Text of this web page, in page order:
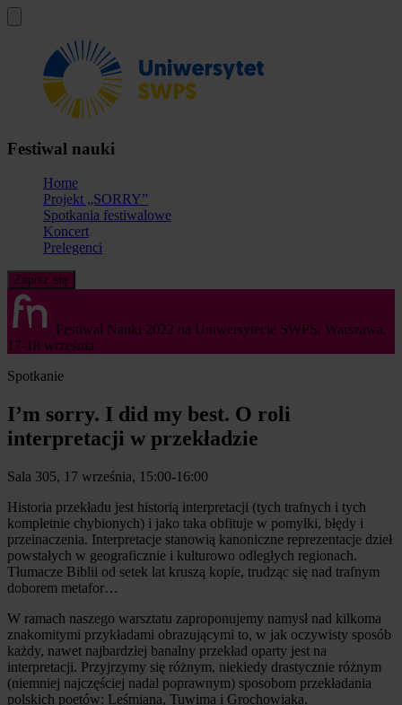
Festiwal nauki
Home
Projekt „SORRY”
Spotkania festiwalowe
Koncert
Prelegenci
Zapisz się
Festiwal Nauki 2022 na Uniwersytecie SWPS, Warszawa,
17-18 września
Spotkanie
I’m sorry. I did my best. O roli
interpretacji w przekładzie
Sala 305, 17 września, 15:00-16:00
Historia przekładu jest historią interpretacji (tych trafnych i tych
kompletnie chybionych) i jako taka obfituje w pomyłki, błędy i
przeinaczenia. Interpretacje stanowią kanoniczne reprezentacje dzieł
powstałych w geograficznie i kulturowo odległych regionach.
Tłumacze Biblii od setek lat kruszą kopie, trudząc się nad trafnym
doborem metafor…
W ramach naszego warsztatu zaproponujemy namysł nad kilkoma
znakomitymi przykładami obrazującymi to, w jak oczywisty sposób
każdy, nawet najbardziej banalny przekład oparty jest na
interpretacji. Przyjrzymy się różnym, niekiedy drastycznie różnym
(niemniej najczęściej nadal poprawnym) sposobom przekładania
polskich poetów: Leśmiana, Tuwima i Grochowiaka.